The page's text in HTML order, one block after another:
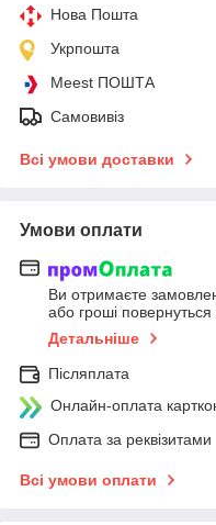
Нова Пошта
Укрпошта
Meest ПОШТА
Самовивіз
Всі умови доставки
Умови оплати
Ви отримаєте
або гроші
Детальніше
Післяплата
Онлайн-оплата
Оплата за реквізитами
Всі умови оплати